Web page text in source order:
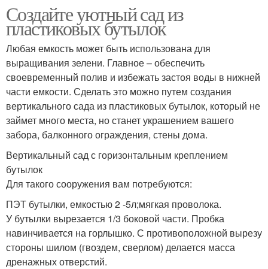
Создайте уютный сад из
пластиковых бутылок
Любая емкость может быть использована для
выращивания зелени. Главное – обеспечить
своевременный полив и избежать застоя воды в нижней
части емкости. Сделать это можно путем создания
вертикального сада из пластиковых бутылок, который не
займет много места, но станет украшением вашего
забора, балконного ограждения, стены дома.
Вертикальный сад с горизонтальным креплением
бутылок
Для такого сооружения вам потребуются:
ПЭТ бутылки, емкостью 2 -5л;мягкая проволока.
У бутылки вырезается 1/3 боковой части. Пробка
навинчивается на горлышко. С противоположной вырезу
стороны шилом (гвоздем, сверлом) делается масса
дренажных отверстий.